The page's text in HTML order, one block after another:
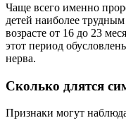
Чаще всего именно
детей наиболее
возрасте от 16 до 23
этот период
нерва.
Сколько длятся
Признаки могут